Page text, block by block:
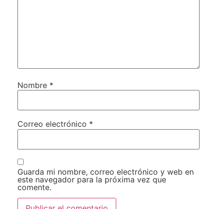
Nombre *
Correo electrónico *
Guarda mi nombre, correo electrónico y web en
este navegador para la próxima vez que
comente.